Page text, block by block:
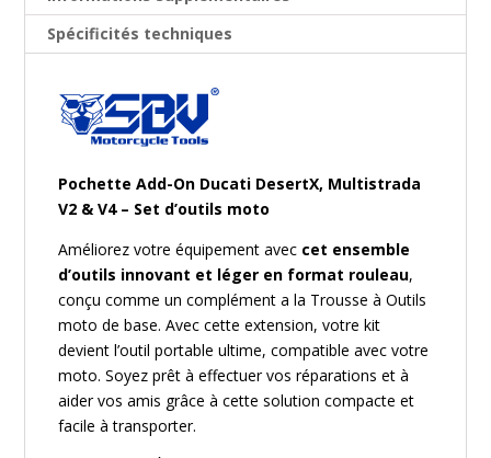
Spécificités techniques
Pochette Add-On Ducati DesertX, Multistrada
V2 & V4 – Set d’outils moto
Améliorez votre équipement avec cet ensemble
d’outils innovant et léger en format rouleau,
conçu comme un complément a la Trousse à Outils
moto de base. Avec cette extension, votre kit
devient l’outil portable ultime, compatible avec votre
moto. Soyez prêt à effectuer vos réparations et à
aider vos amis grâce à cette solution compacte et
facile à transporter.